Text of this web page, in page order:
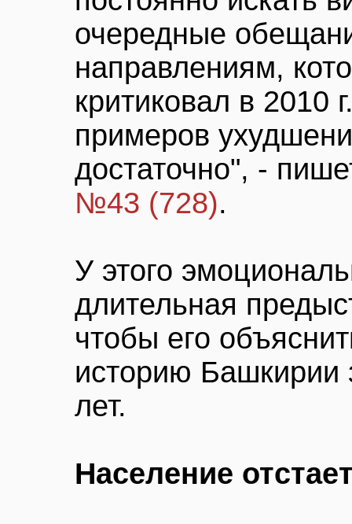
очередные
направлениям,
критиковал в 2010
примеров
достаточно", -
№43 (728).
У этого
длительная
чтобы его
историю Башкирии
лет.
Население